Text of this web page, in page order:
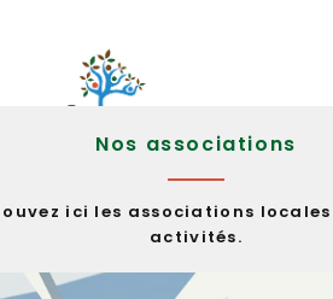
Nos associations
ici les associations
activités.